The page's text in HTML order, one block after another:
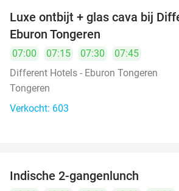
Luxe ontbijt + glas cava bij
Eburon Tongeren
07:00 07:15 07:30
07:45
Different Hotels - Eburon Tongeren
Tongeren
Verkocht: 603
Indische 2-gangenlunch